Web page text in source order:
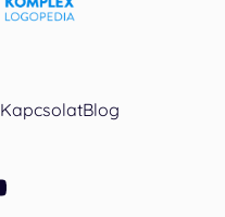
KapcsolatBlog